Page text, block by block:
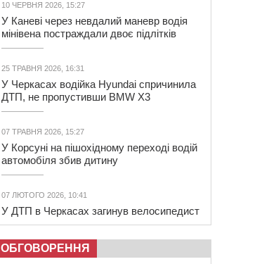
10 ЧЕРВНЯ 2026, 15:27
У Каневі через невдалий маневр водія
мінівена постраждали двоє підлітків
25 ТРАВНЯ 2026, 16:31
У Черкасах водійка Hyundai спричинила
ДТП, не пропустивши BMW X3
07 ТРАВНЯ 2026, 15:27
У Корсуні на пішохідному переході водій
автомобіля збив дитину
07 ЛЮТОГО 2026, 10:41
У ДТП в Черкасах загинув велосипедист
ОБГОВОРЕННЯ